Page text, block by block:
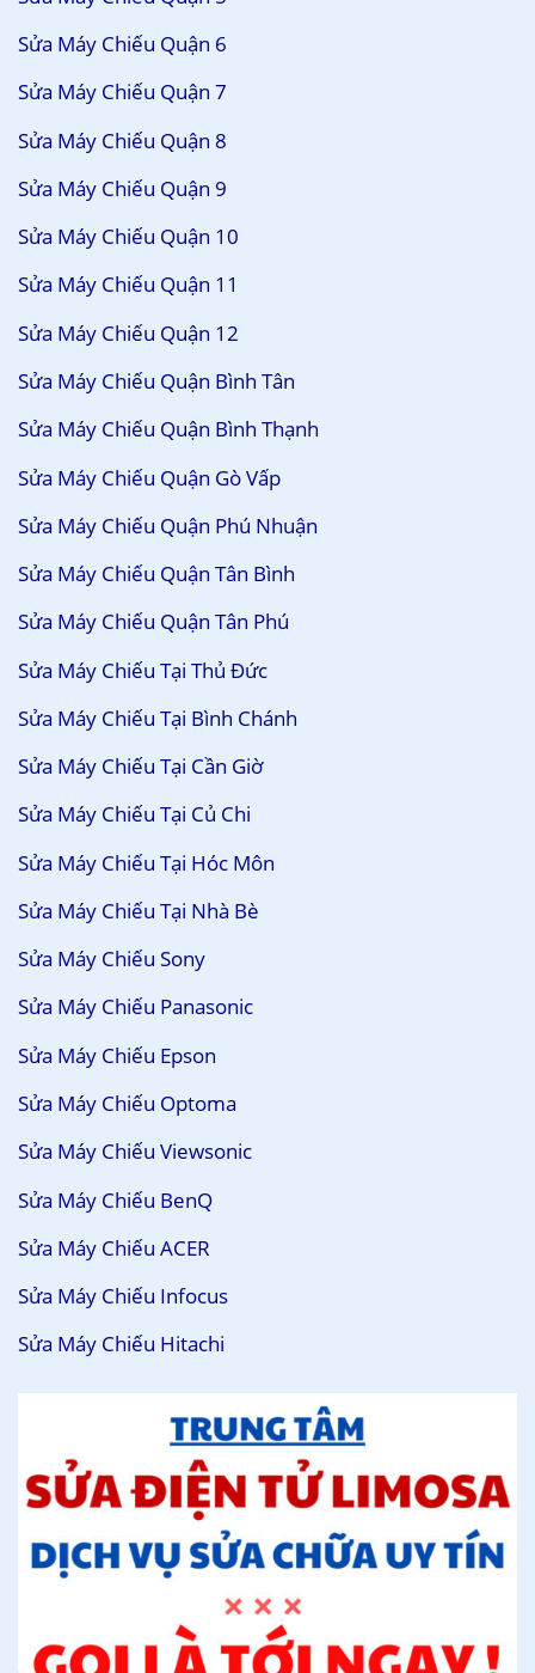
Sửa Máy Chiếu Quận 6
Sửa Máy Chiếu Quận 7
Sửa Máy Chiếu Quận 8
Sửa Máy Chiếu Quận 9
Sửa Máy Chiếu Quận 10
Sửa Máy Chiếu Quận 11
Sửa Máy Chiếu Quận 12
Sửa Máy Chiếu Quận Bình Tân
Sửa Máy Chiếu Quận Bình Thạnh
Sửa Máy Chiếu Quận Gò Vấp
Sửa Máy Chiếu Quận Phú Nhuận
Sửa Máy Chiếu Quận Tân Bình
Sửa Máy Chiếu Quận Tân Phú
Sửa Máy Chiếu Tại Thủ Đức
Sửa Máy Chiếu Tại Bình Chánh
Sửa Máy Chiếu Tại Cần Giờ
Sửa Máy Chiếu Tại Củ Chi
Sửa Máy Chiếu Tại Hóc Môn
Sửa Máy Chiếu Tại Nhà Bè
Sửa Máy Chiếu Sony
Sửa Máy Chiếu Panasonic
Sửa Máy Chiếu Epson
Sửa Máy Chiếu Optoma
Sửa Máy Chiếu Viewsonic
Sửa Máy Chiếu BenQ
Sửa Máy Chiếu ACER
Sửa Máy Chiếu Infocus
Sửa Máy Chiếu Hitachi